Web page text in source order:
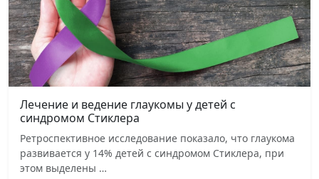
Лечение и ведение глаукомы у детей с
синдромом Стиклера
Ретроспективное исследование показало, что глаукома
развивается у 14% детей с синдромом Стиклера, при
этом выделены …